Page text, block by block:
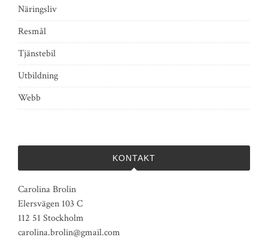
Näringsliv
Resmål
Tjänstebil
Utbildning
Webb
KONTAKT
Carolina Brolin
Elersvägen 103 C
112 51 Stockholm
carolina.brolin@gmail.com